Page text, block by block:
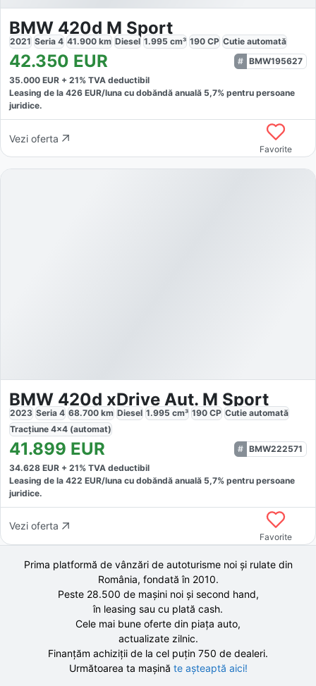
BMW 420d M Sport
2021 Seria 4 41.900 km Diesel 1.995 cm³ 190 CP Cutie automată
42.350 EUR
BMW195627
35.000 EUR + 21% TVA deductibil
Leasing de la 426 EUR/luna cu dobăndă anuală 5,7% pentru persoane
juridice.
Vezi oferta
Favorite
BMW 420d xDrive Aut. M Sport
2023 Seria 4 68.700 km Diesel 1.995 cm³ 190 CP Cutie automată
Tracțiune 4x4 (automat)
41.899 EUR
BMW222571
34.628 EUR + 21% TVA deductibil
Leasing de la 422 EUR/luna cu dobăndă anuală 5,7% pentru persoane
juridice.
Vezi oferta
Favorite
Prima platformă de vânzări de autoturisme noi și rulate din
România, fondată în 2010.
Peste 28.500 demașini noi și second hand,
în leasing sau cu plată cash.
Cele mai bune oferte din piața auto,
actualizate zilnic.
Finanțăm achiziții de la cel puțin 750 de dealeri.
Următoarea ta mașină te așteaptă aici!